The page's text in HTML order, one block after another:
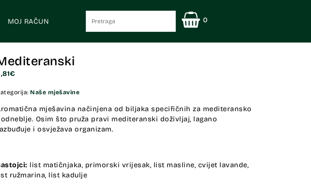
MOJ RAČUN 0
€
Naše mješavine
mješavina načinjena od biljaka specifičnih za mediteransko
Osim što pruža pravi mediteranski doživljaj, lagano
i osvježava organizam.
list matičnjaka, primorski vrijesak, list masline, cvijet lavande,
ružmarina, list kadulje